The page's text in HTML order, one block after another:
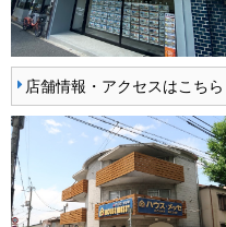
店舗情報・アクセスはこちら